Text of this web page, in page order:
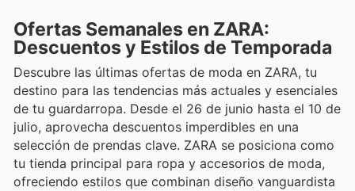
Ofertas Semanales en ZARA:
Descuentos y Estilos de Temporada
Descubre las últimas ofertas de moda en ZARA, tu
destino para las tendencias más actuales y esenciales
de tu guardarropa. Desde el 26 de junio hasta el 10 de
julio, aprovecha descuentos imperdibles en una
selección de prendas clave. ZARA se posiciona como
tu tienda principal para ropa y accesorios de moda,
ofreciendo estilos que combinan diseño vanguardista